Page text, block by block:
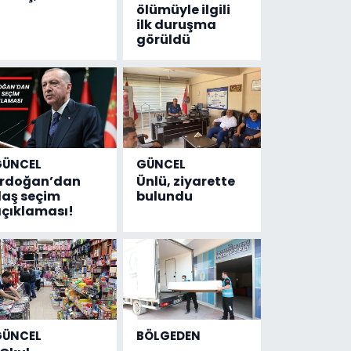
ölümüyle ilgili
ilk duruşma
görüldü
seçim
GÜNCEL
Ünlü, ziyarette
bulundu
BÖLGEDEN